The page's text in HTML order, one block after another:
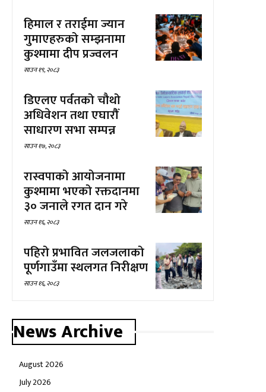
हिमाल र तराईमा ज्यान
गुमाएहरुको सम्झनामा
कुश्मामा दीप प्रज्वलन
साउन १९, २०८३
डिएलए पर्वतको चौथो
अधिवेशन तथा एघारौँ
साधारण सभा सम्पन्न
साउन १७, २०८३
रास्वपाको आयोजनामा
कुश्मामा भएको रक्तदानमा
३० जनाले रगत दान गरे
साउन १६, २०८३
पहिरो प्रभावित जलजलाको
पूर्णगाउँमा स्थलगत निरीक्षण
साउन १६, २०८३
News Archive
August 2026
July 2026